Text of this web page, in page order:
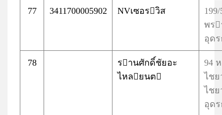
77 3411700005902 NVเซอรวิส
พร
อุด
78
รานศักดิ์ชัยอะ
ไหลยนต
94
ไชย
ไชย
อุด